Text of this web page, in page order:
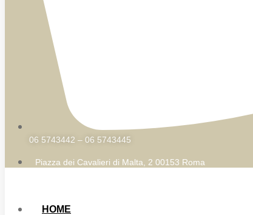
06 5743442 – 06 5743445
Piazza dei Cavalieri di Malta, 2 00153 Roma
HOME